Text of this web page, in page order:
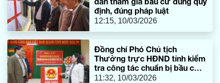
định, đúng pháp luật
12:15, 10/03/2026
Đồng chí Phó Chủ tịch
Thường trực HĐND tỉnh kiểm
tra công tác chuẩn bị bầu cử
tại các địa phương
11:32, 10/03/2026